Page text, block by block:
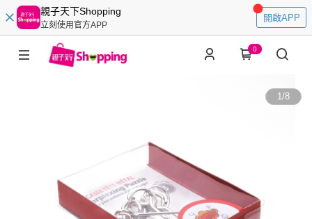
親子天下Shopping
立刻使用官方APP
開啟APP
0
1/8